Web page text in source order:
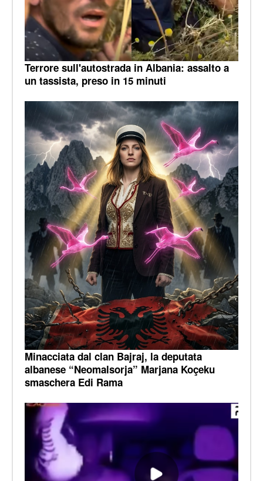
Terrore sull'autostrada in Albania: assalto a
un tassista, preso in 15 minuti
Minacciata dal clan Bajraj, la deputata
albanese “Neomalsorja” Marjana Koçeku
smaschera Edi Rama